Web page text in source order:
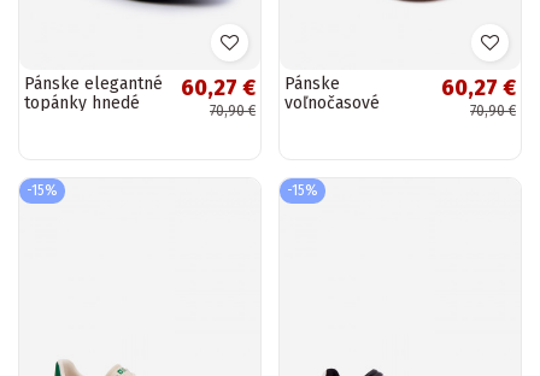
Pánske elegantné
topánky hnedé
60,27 €
70,90 €
Pánske
voľnočasové
pieskovej farbe
60,27 €
70,90 €
-15% -15%